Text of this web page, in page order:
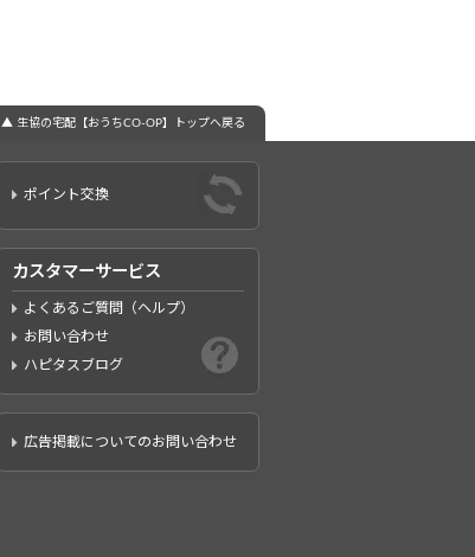
▲ 生協の宅配【おうちCO-OP】トップへ戻る
ポイント交換
カスタマーサービス
よくあるご質問（ヘルプ）
お問い合わせ
ハピタスブログ
広告掲載についてのお問い合わせ